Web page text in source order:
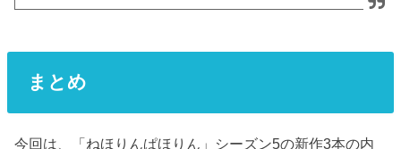
まとめ
今回は、「ねほりんぱほりん」シーズン5の新作3本の内